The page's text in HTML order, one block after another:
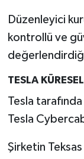
Düzenleyici
kontrollü ve
değerlendirdiği
TESLA
Tesla
Tesla
Şirketin